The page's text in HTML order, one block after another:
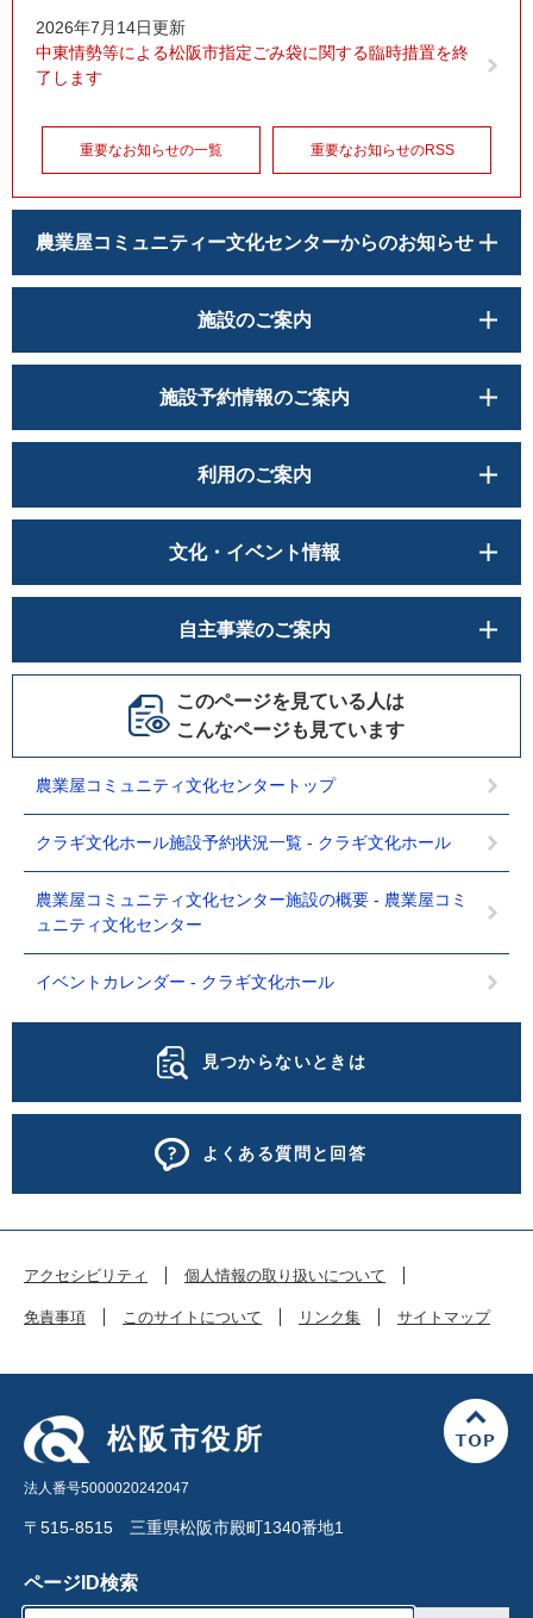
2026年7月14日更新
中東情勢等による松阪市指定ごみ袋に関する臨時措置を終
了します
重要なお知らせの一覧 重要なお知らせのRSS
農業屋コミュニティー文化センターからのお知らせ
施設のご案内
施設予約情報のご案内
利用のご案内
文化・イベント情報
自主事業のご案内
このページを見ている人は
こんなページも見ています
農業屋コミュニティ文化センタートップ
クラギ文化ホール施設予約状況一覧 - クラギ文化ホール
農業屋コミュニティ文化センター施設の概要 - 農業屋コミ
ュニティ文化センター
イベントカレンダー - クラギ文化ホール
見つからないときは
よくある質問と回答
アクセシビリティ 個人情報の取り扱いについて
免責事項 このサイトについて リンク集 サイトマップ
松阪市役所
法人番号5000020242047
〒515-8515 三重県松阪市殿町1340番地1
ページID検索